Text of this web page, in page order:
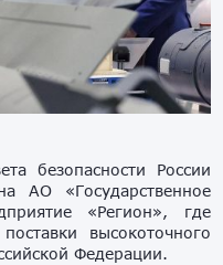
безопасности России
АО «Государственное
«Регион», где
высокоточного
Федерации.